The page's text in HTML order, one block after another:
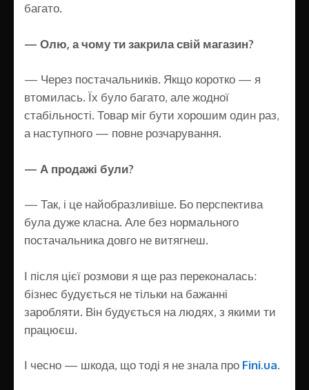
багато.
— Олю, а чому ти закрила свій магазин?
— Через постачальників. Якщо коротко — я
втомилась. Їх було багато, але жодної
стабільності. Товар міг бути хорошим один раз,
а наступного — повне розчарування.
— А продажі були?
— Так, і це найобразливіше. Бо перспектива
була дуже класна. Але без нормального
постачальника довго не витягнеш.
І після цієї розмови я ще раз переконалась:
бізнес будується не тільки на бажанні
заробляти. Він будується на людях, з якими ти
працюєш.
І чесно — шкода, що тоді я не знала про Fini.ua.